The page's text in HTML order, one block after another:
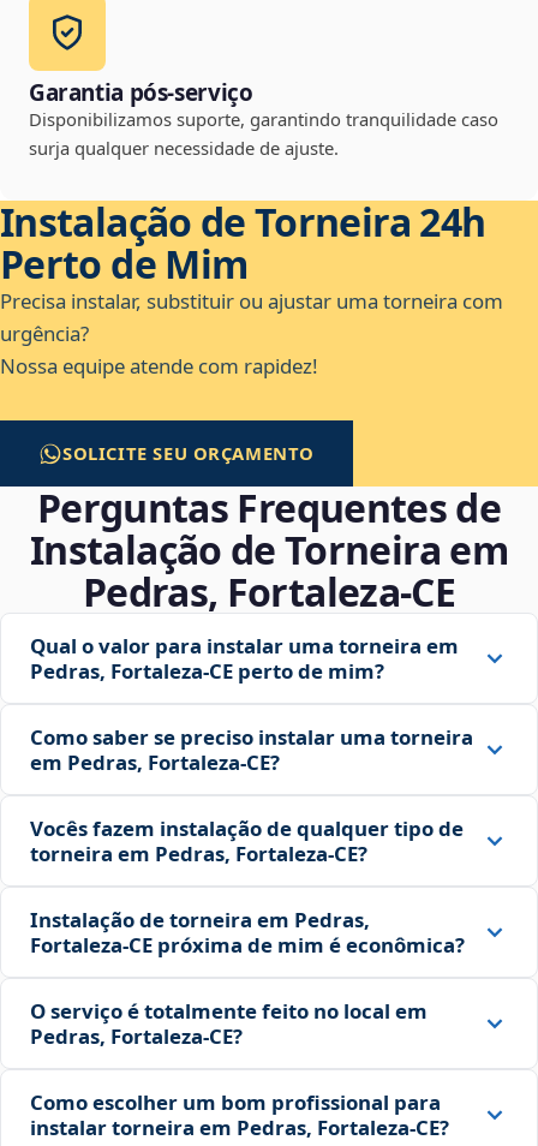
Garantia pós-serviço
Disponibilizamos suporte, garantindo tranquilidade caso
surja qualquer necessidade de ajuste.
Instalação de Torneira 24h
Perto de Mim
Precisa instalar, substituir ou ajustar uma torneira com
urgência?
Nossa equipe atende com rapidez!
SOLICITE SEU ORÇAMENTO
Perguntas Frequentes de
Instalação de Torneira em
Pedras, Fortaleza‑CE
Qual o valor para instalar uma torneira em
Pedras, Fortaleza‑CE perto de mim?
Como saber se preciso instalar uma torneira
em Pedras, Fortaleza‑CE?
Vocês fazem instalação de qualquer tipo de
torneira em Pedras, Fortaleza‑CE?
Instalação de torneira em Pedras,
Fortaleza‑CE próxima de mim é econômica?
O serviço é totalmente feito no local em
Pedras, Fortaleza‑CE?
Como escolher um bom profissional para
instalar torneira em Pedras, Fortaleza‑CE?